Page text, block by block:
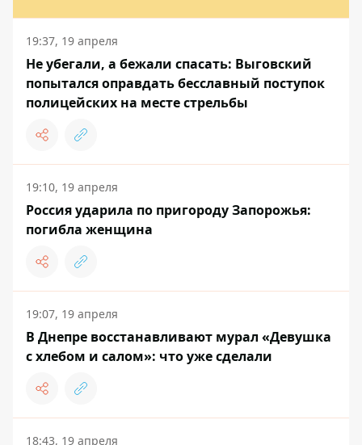
19:37, 19 апреля
Не убегали, а бежали спасать: Выговский
попытался оправдать бесславный поступок
полицейских на месте стрельбы
19:10, 19 апреля
Россия ударила по пригороду Запорожья:
погибла женщина
19:07, 19 апреля
В Днепре восстанавливают мурал «Девушка
с хлебом и салом»: что уже сделали
18:43, 19 апреля